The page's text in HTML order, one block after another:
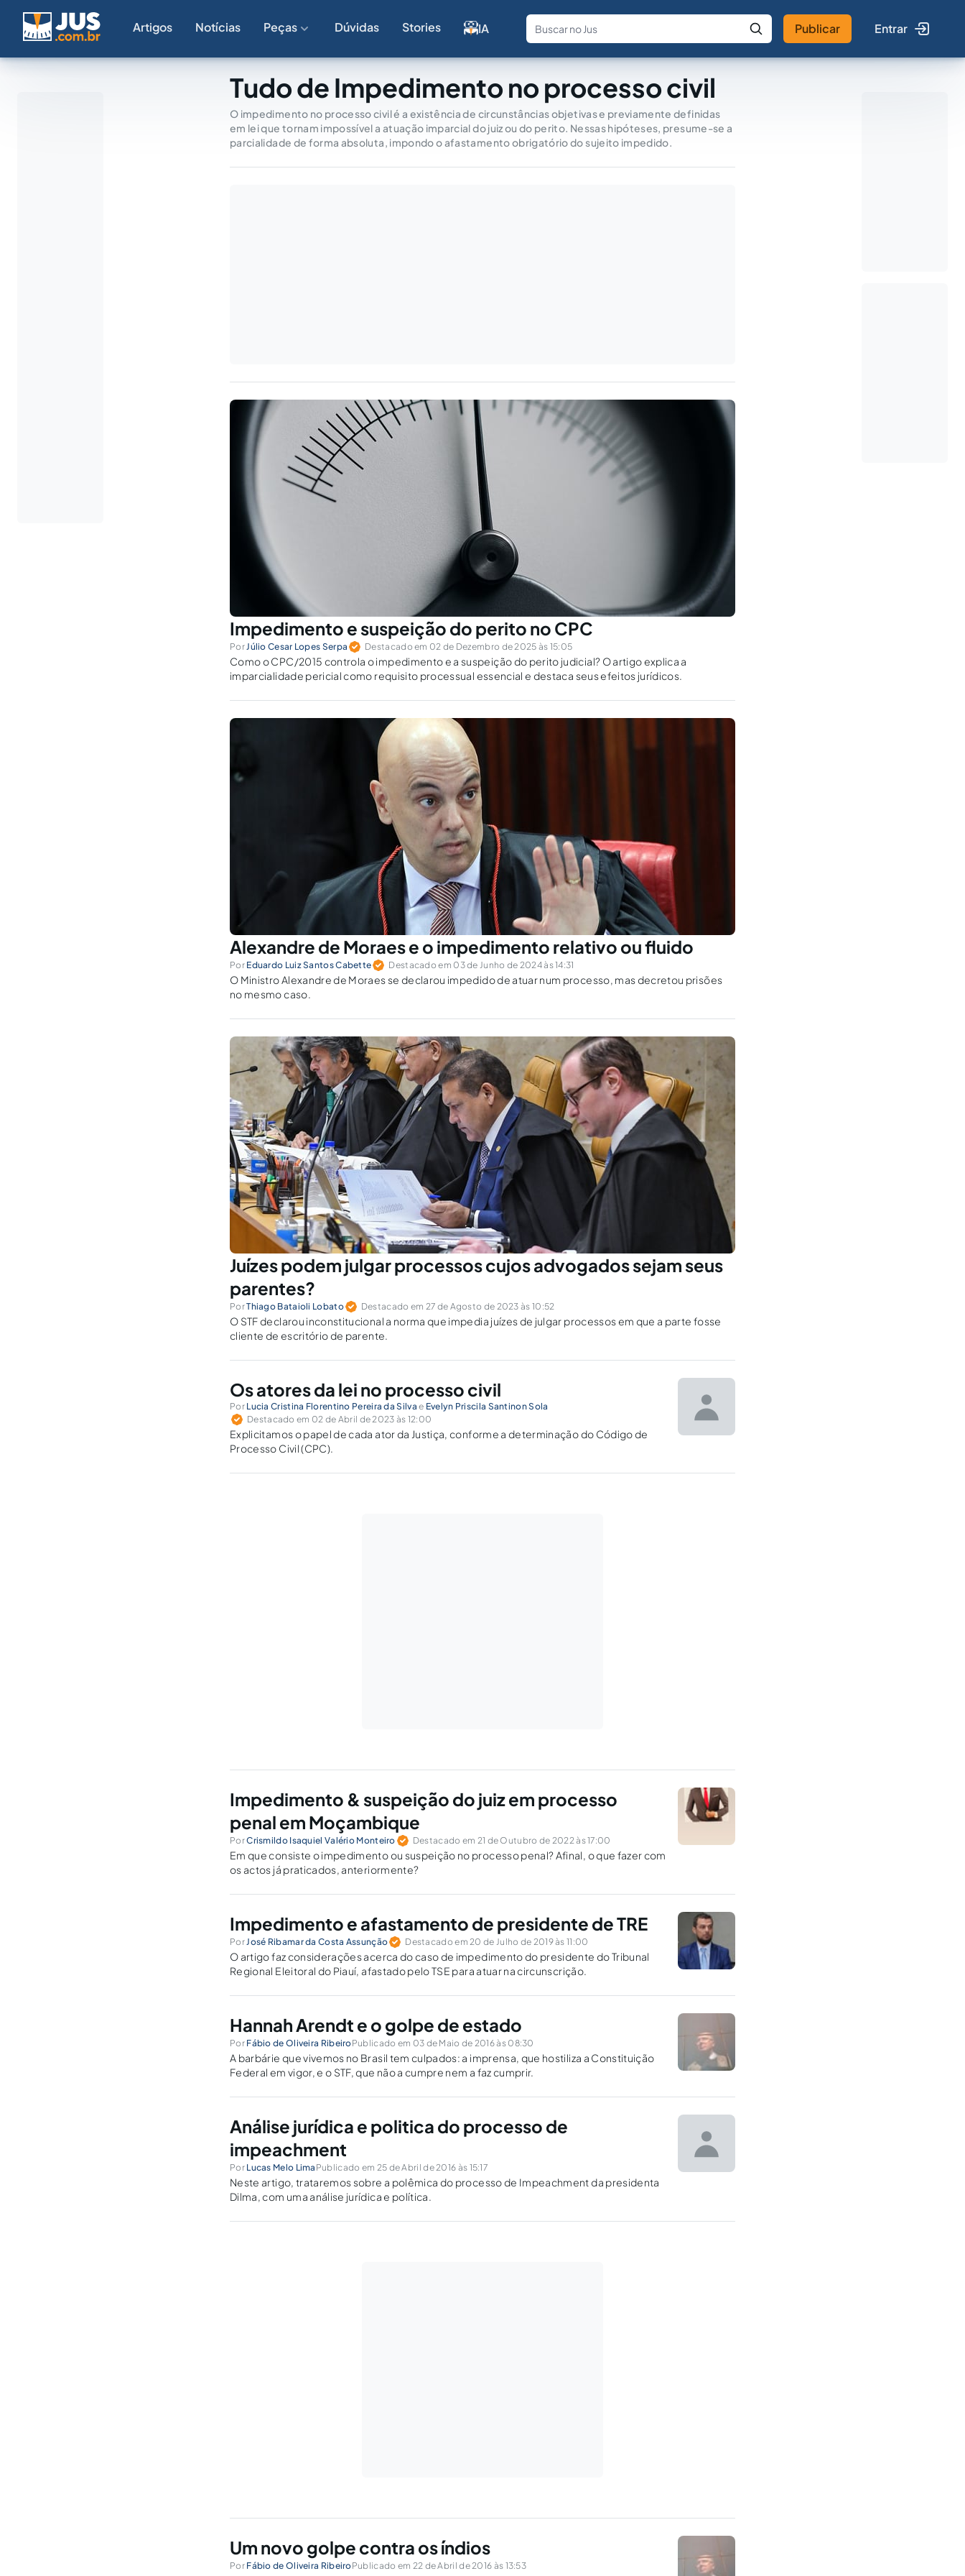
Artigos Notícias Peças Dúvidas Stories IA
Fale com a IA Buscar no Jus
Publicar Entrar
Tudo de Impedimento no processo civil
O impedimento no processo civil é a existência de circunstâncias objetivas e previamente definidas
em lei que tornam impossível a atuação imparcial do juiz ou do perito. Nessas hipóteses, presume-se a
parcialidade de forma absoluta, impondo o afastamento obrigatório do sujeito impedido.
Impedimento e suspeição do perito no CPC
PorJúlio Cesar Lopes Serpa Destacado em 02 de Dezembro de 2025 às 15:05
Como o CPC/2015 controla o impedimento e a suspeição do perito judicial? O artigo explica a
imparcialidade pericial como requisito processual essencial e destaca seus efeitos jurídicos.
Alexandre de Moraes e o impedimento relativo ou fluido
Por Eduardo Luiz Santos Cabette Destacado em 03 de Junho de 2024 às 14:31
O Ministro Alexandre de Moraes se declarou impedido de atuar num processo, mas decretou prisões
no mesmo caso.
Juízes podem julgar processos cujos advogados sejam seus
parentes?
PorThiago Bataioli Lobato Destacado em 27 de Agosto de 2023 às 10:52
O STF declarou inconstitucional a norma que impedia juízes de julgar processos em que a parte fosse
cliente de escritório de parente.
Os atores da lei no processo civil
Por Lucia Cristina Florentino Pereira da Silvae Evelyn Priscila Santinon Sola
Destacado em 02 de Abril de 2023 às 12:00
Explicitamos o papel de cada ator da Justiça, conforme a determinação do Código de
Processo Civil (CPC).
Impedimento & suspeição do juiz em processo
penal em Moçambique
PorCrismildo Isaquiel Valério Monteiro Destacado em 21 de Outubro de 2022 às 17:00
Em que consiste o impedimento ou suspeição no processo penal? Afinal, o que fazer com
os actos já praticados, anteriormente?
Impedimento e afastamento de presidente de TRE
PorJosé Ribamar da Costa Assunção Destacado em 20 de Julho de 2019 às 11:00
O artigo faz considerações acerca do caso de impedimento do presidente do Tribunal
Regional Eleitoral do Piauí, afastado pelo TSE para atuar na circunscrição.
Hannah Arendt e o golpe de estado
Por Fábio de Oliveira RibeiroPublicado em 03 de Maio de 2016 às 08:30
A barbárie que vivemos no Brasil tem culpados: a imprensa, que hostiliza a Constituição
Federal em vigor, e o STF, que não a cumpre nem a faz cumprir.
Análise jurídica e politica do processo de
impeachment
Por Lucas Melo Lima Publicado em 25 de Abril de 2016 às 15:17
Neste artigo, trataremos sobre a polêmica do processo de Impeachment da presidenta
Dilma, com uma análise jurídica e política.
Um novo golpe contra os índios
Por Fábio de Oliveira RibeiroPublicado em 22 de Abril de 2016 às 13:53